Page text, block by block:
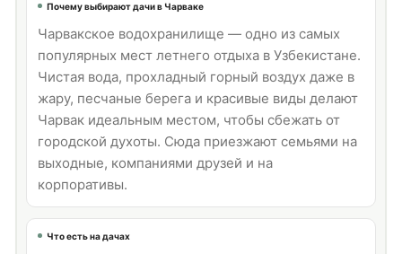
Почему выбирают дачи в Чарваке
Чарвакское водохранилище — одно из самых
популярных мест летнего отдыха в Узбекистане.
Чистая вода, прохладный горный воздух даже в
жару, песчаные берега и красивые виды делают
Чарвак идеальным местом, чтобы сбежать от
городской духоты. Сюда приезжают семьями на
выходные, компаниями друзей и на
корпоративы.
Что есть на дачах